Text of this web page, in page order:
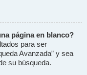
página en blanco?
para ser
Avanzada” y sea
su búsqueda.